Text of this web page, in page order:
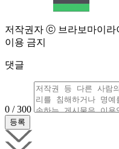
저작권자 ⓒ 브라보마이라
이용 금지
댓글
0 / 300